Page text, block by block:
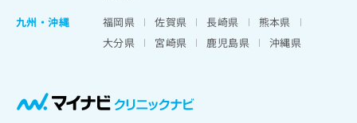
九州・沖縄
福岡県 佐賀県 長崎県
熊本県
大分県
宮崎県 鹿児島県 沖縄県